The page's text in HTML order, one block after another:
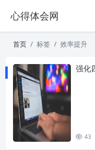
心得体会网
首页 标签 效率提升
强化
43